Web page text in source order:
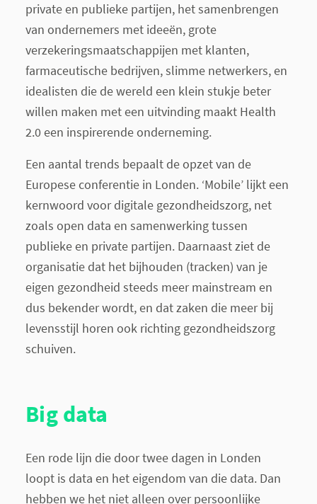
private en publieke partijen, het samenbrengen
van ondernemers met ideeën, grote
verzekeringsmaatschappijen met klanten,
farmaceutische bedrijven, slimme netwerkers, en
idealisten die de wereld een klein stukje beter
willen maken met een uitvinding maakt Health
2.0 een inspirerende onderneming.
Een aantal trends bepaalt de opzet van de
Europese conferentie in Londen. ‘Mobile’ lijkt een
kernwoord voor digitale gezondheidszorg, net
zoals open data en samenwerking tussen
publieke en private partijen. Daarnaast ziet de
organisatie dat het bijhouden (tracken) van je
eigen gezondheid steeds meer mainstream en
dus bekender wordt, en dat zaken die meer bij
levensstijl horen ook richting gezondheidszorg
schuiven.
Big data
Een rode lijn die door twee dagen in Londen
loopt is data en het eigendom van die data. Dan
hebben we het niet alleen over persoonlijke